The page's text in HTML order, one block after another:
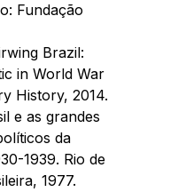
Fundação
Brazil:
in World War
History, 2014.
e as grandes
da
1939. Rio de
1977.